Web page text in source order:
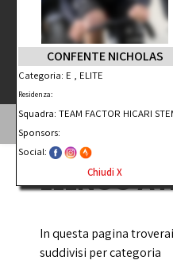
CONFENTE NICHOLAS
Categoria: E , ELITE
Residenza:
Squadra: TEAM FACTOR HICARI
Sponsors:
Social:
Chiudi X
Whats Up
Prima
ELENCO
In questa pagina
suddivisi per categoria